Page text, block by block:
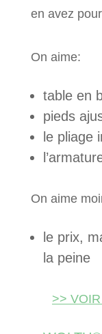
en avez
On aime:
table en
pieds
le pliage
On aime
le prix,
la peine
>>